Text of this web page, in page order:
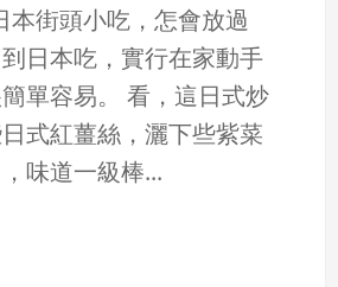
本街頭小吃，怎會放過
日本吃，實行在家動手
單容易。 看，這日式炒
式紅薑絲，灑下些紫菜
味道一級棒...